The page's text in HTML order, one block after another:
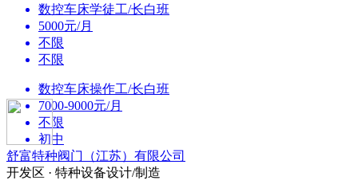
数控车床学徒工/长白班
5000元/月
不限
不限
数控车床操作工/长白班
7000-9000元/月
不限
初中
舒富特种阀门（江苏）有限公司
开发区 · 特种设备设计/制造